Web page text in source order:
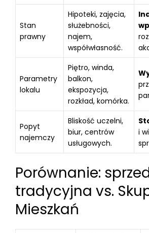
Stan
prawny
Hipoteki, zajęcia,
służebności,
najem,
współwłasność.
Parametry
lokalu
Piętro, winda,
balkon,
ekspozycja,
rozkład, komórka.
Popyt
najemczy
Bliskość uczelni,
biur, centrów
usługowych.
i
Porównanie:
tradycyjna vs.
Mieszkań